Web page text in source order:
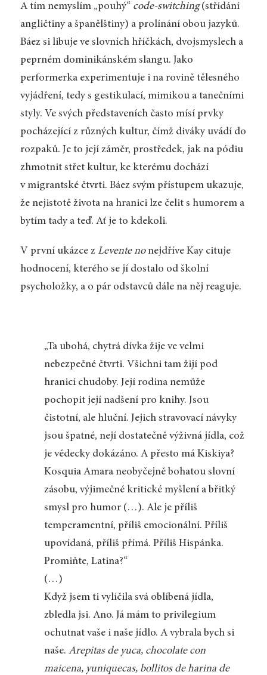
A tím nemyslím „pouhý“ code-switching(střídání
angličtiny a španělštiny) a prolínání obou jazyků.
Báez si libuje ve slovních hříčkách, dvojsmyslech a
peprném dominikánském slangu. Jako
performerka experimentuje i na rovině tělesného
vyjádření, tedy s gestikulací, mimikou a tanečními
styly. Ve svých představeních často mísí prvky
pocházející z různých kultur, čímž diváky uvádí do
rozpaků. Je to její záměr, prostředek, jak na pódiu
zhmotnit střet kultur, ke kterému dochází
v migrantské čtvrti. Báez svým přístupem ukazuje,
že nejistotě života na hranici lze čelit s humorem a
bytím tady a teď. Ať je to kdekoli.
V první ukázce z Levente nonejdříve Kay cituje
hodnocení, kterého se jí dostalo od školní
psycholožky, a o pár odstavců dále na něj reaguje.
„Ta ubohá, chytrá dívka žije ve velmi
nebezpečné čtvrti. Všichni tam žijí pod
hranicí chudoby. Její rodina nemůže
pochopit její nadšení pro knihy. Jsou
čistotní, ale hluční. Jejich stravovací návyky
jsou špatné, nejí dostatečně výživná jídla, což
je vědecky dokázáno. A přesto má Kiskiya?
Kosquia Amara neobyčejně bohatou slovní
zásobu, výjimečné kritické myšlení a břitký
smysl pro humor (…). Ale je příliš
temperamentní, příliš emocionální. Příliš
upovídaná, příliš přímá. Příliš Hispánka.
Promiňte, Latina?“
(…)
Když jsem ti vylíčila svá oblíbená jídla,
zbledla jsi. Ano. Já mám to privilegium
ochutnat vaše i naše jídlo. A vybrala bych si
naše. Arepitas de yuca, chocolate con
maicena, yuniquecas, bollitos de harina de